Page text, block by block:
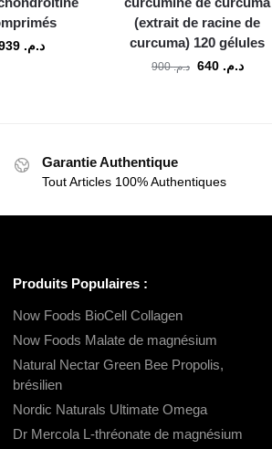
د.م. 939
(extrait de racine de
curcuma) 120 gélules
د.م.900 د.م. 640
Garantie Authentique
Tout Articles 100% Authentiques
Produits Populaires :
Now Foods BioCell Collagen
Now Foods Malate de magnésium
Natural Nectar Green Bee Propolis,
brésilien
Nordic Naturals Ultimate Omega
Dr Mercola L-thréonate de magnésium